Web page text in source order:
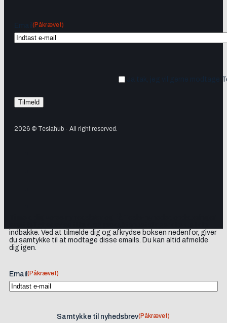
(Påkrævet)
Ja tak, jeg vil gerne modtage
2026 © Teslahub - All right reserved.
indbakke. Ved at tilmelde dig og afkrydse boksen nedenfor, giver
du samtykke til at modtage disse emails. Du kan altid afmelde
dig igen.
Email (Påkrævet)
Samtykke til nyhedsbrev(Påkrævet)